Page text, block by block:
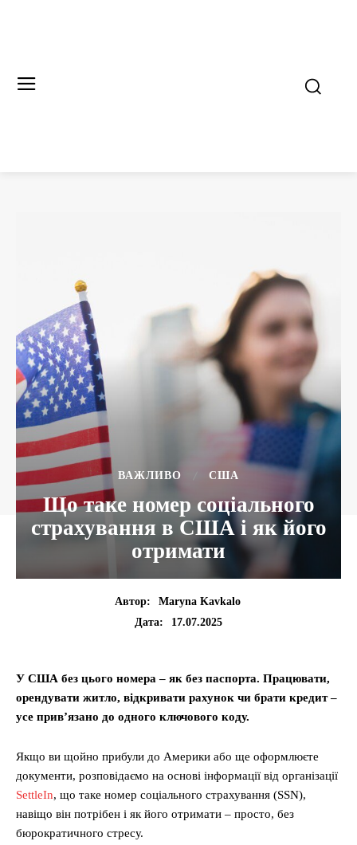
ВАЖЛИВО США
Що таке номер соціального
страхування в США і як його
отримати
Автор:
Maryna Kavkalo
Дата:
17.07.2025
У США без цього номера – як без паспорта. Працювати,
орендувати житло, відкривати рахунок чи брати кредит –
усе прив’язано до одного ключового коду.
Якщо ви щойно прибули до Америки або ще оформлюєте
документи, розповідаємо на основі інформації від організації
SettleIn, що таке номер соціального страхування (SSN),
навіщо він потрібен і як його отримати – просто, без
бюрократичного стресу.